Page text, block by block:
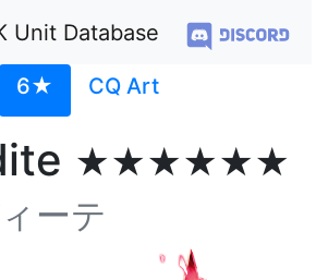
Unit Database
6★ CQ Art
★★★★★★
ーテ